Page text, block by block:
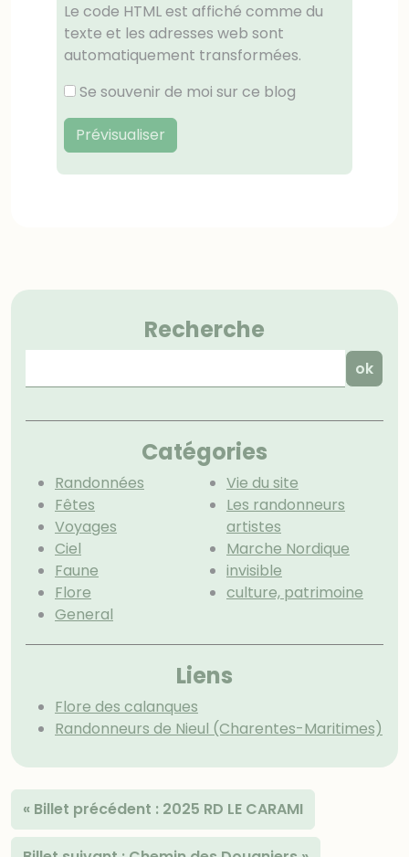
Le code HTML est affiché comme du
texte et les adresses web sont
automatiquement transformées.
Se souvenir de moi sur ce blog
Prévisualiser
Recherche
Catégories
Randonnées
Fêtes
Voyages
Ciel
Faune
Flore
General
Vie du site
Les randonneurs
artistes
Marche Nordique
invisible
culture, patrimoine
Liens
Flore des calanques
Randonneurs de Nieul (Charentes-Maritimes)
« Billet précédent : 2025 RD LE CARAMI